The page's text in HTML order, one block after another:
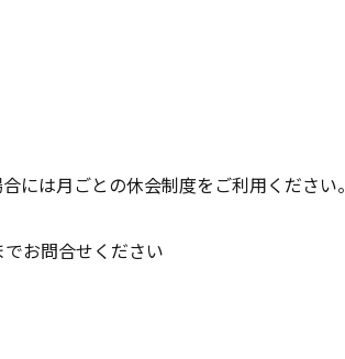
は月ごとの休会制度をご利用ください。
お問合せください